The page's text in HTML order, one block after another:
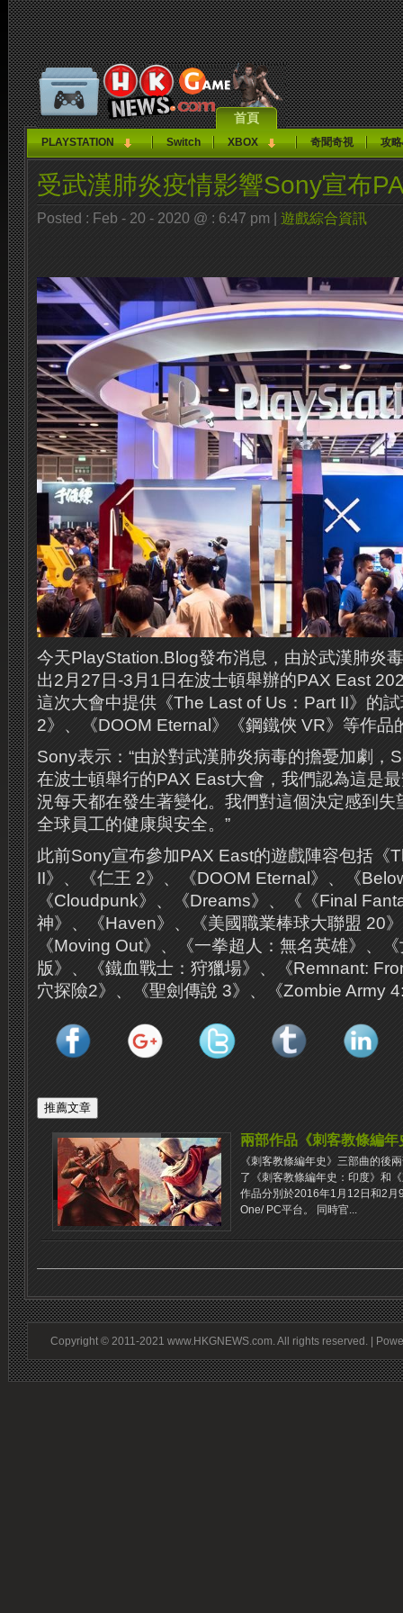
首頁
PLAYSTATION Switch XBOX 奇聞奇視 攻
受武漢肺炎疫情影響Sony宣布
Posted : Feb - 20 - 2020 @ : 6:47 pm | 遊戲綜合資訊
今天PlayStation.Blog發布消息，由於武漢肺炎
出2月27日-3月1日在波士頓舉辦的PAX East
這次大會中提供《The Last of Us：Part II》的
2》、《DOOM Eternal》《鋼鐵俠 VR》等作品
Sony表示：“由於對武漢肺炎病毒的擔憂加劇，
在波士頓舉行的PAX East大會，我們認為這是
況每天都在發生著變化。我們對這個決定感到失
全球員工的健康與安全。”
此前Sony宣布參加PAX East的遊戲陣容包括《
II》、《仁王 2》、《DOOM Eternal》、《
《Cloudpunk》、《Dreams》、《《Final
神》、《Haven》、《美國職業棒球大聯盟 20
《Moving Out》、《一拳超人：無名英雄》、
版》、《鐵血戰士：狩獵場》、《Remnant:
穴探險2》、《聖劍傳說 3》、《Zombie Army
兩部作品《刺客教條編
《刺客教條編年史》三部曲的後
了《刺客教條編年史：印度》和
作品分別於2016年1月12日和2
One/ PC平台。 同時官...
Copyright © 2011-2021 www.HKGNEWS.com. All rights reserved. |